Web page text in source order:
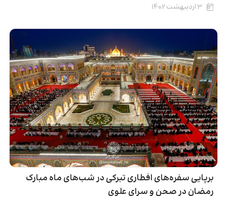
۳ اردیبهشت ۱۴۰۲
برپایی سفره‌های افطاری تبرکی در شب‌های ماه مبارک
رمضان در صحن و سرای علوی